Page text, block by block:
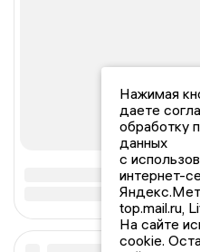
Нажимая
даете
обработку
данных
с
интернет-
top.mail.ru,
На сайте
cookie.